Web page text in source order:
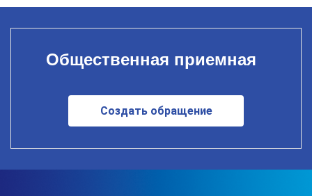
Общественная приемная
Создать обращение